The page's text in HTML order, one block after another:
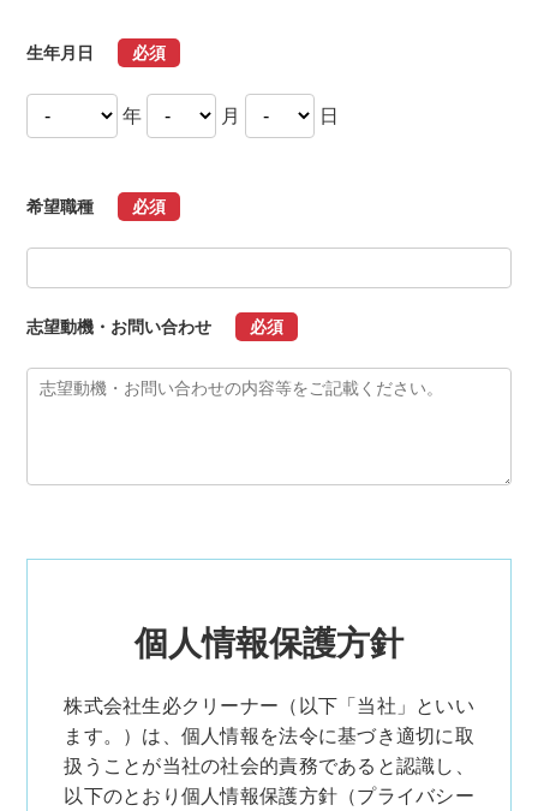
生年月日 必須
年 月 日
希望職種 必須
志望動機 ・お問い合わせ 必須
個人情報保護方針
株式会社生必クリーナー（以下「当社」といい
ます。）は、個人情報を法令に基づき適切に取
扱うことが当社の社会的責務であると認識し、
以下のとおり個人情報保護方針（プライバシー